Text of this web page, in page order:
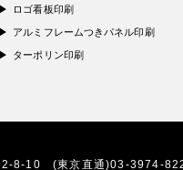
ロゴ看板印刷
アルミフレームつきパネル印刷
ターポリン印刷
2-8-10 (東京直通)03-3974-